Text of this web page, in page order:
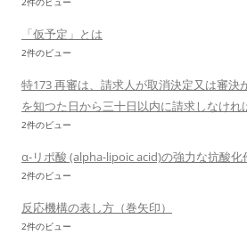
「仮予定」とは
2件のビュー
特173 再審は、請求人が取消決定又は審決
を知つた日から三十日以内に請求しなけれ
2件のビュー
α-リポ酸 (alpha-lipoic acid)の強力な抗酸化
2件のビュー
反応機構の表し方（巻矢印）
2件のビュー